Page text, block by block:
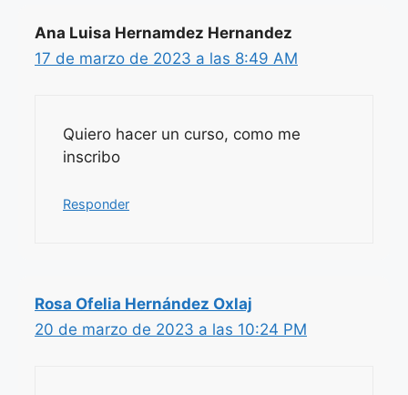
Ana Luisa Hernamdez Hernandez
17 de marzo de 2023 a las 8:49 AM
Quiero hacer un curso, como me
inscribo
Responder
Rosa Ofelia Hernández Oxlaj
20 de marzo de 2023 a las 10:24 PM